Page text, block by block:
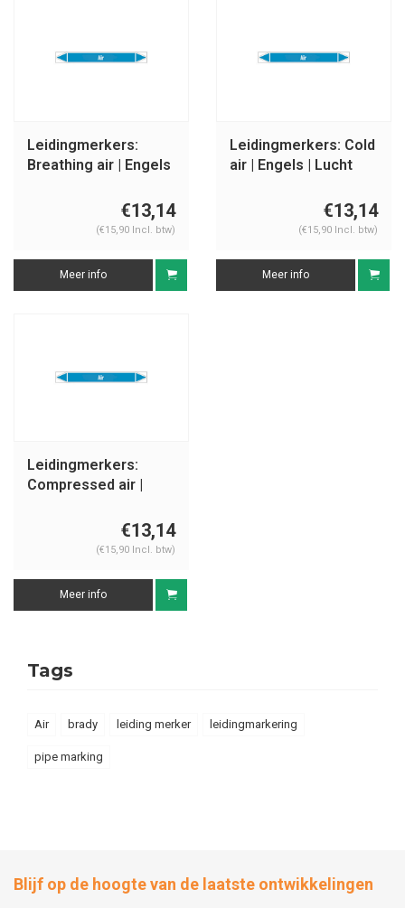
Leidingmerkers:
Breathing air | Engels
€13,14
(€15,90 Incl. btw)
Meer info
Leidingmerkers: Cold
air | Engels | Lucht
€13,14
(€15,90 Incl. btw)
Meer info
Leidingmerkers:
Compressed air |
€13,14
(€15,90 Incl. btw)
Meer info
Tags
Air brady leiding merker leidingmarkering
pipe marking
Blijf op de hoogte van de laatste ontwikkelingen